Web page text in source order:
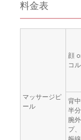
料金表
マッサージピ
ール
顔
コ
背
半
腕
プ